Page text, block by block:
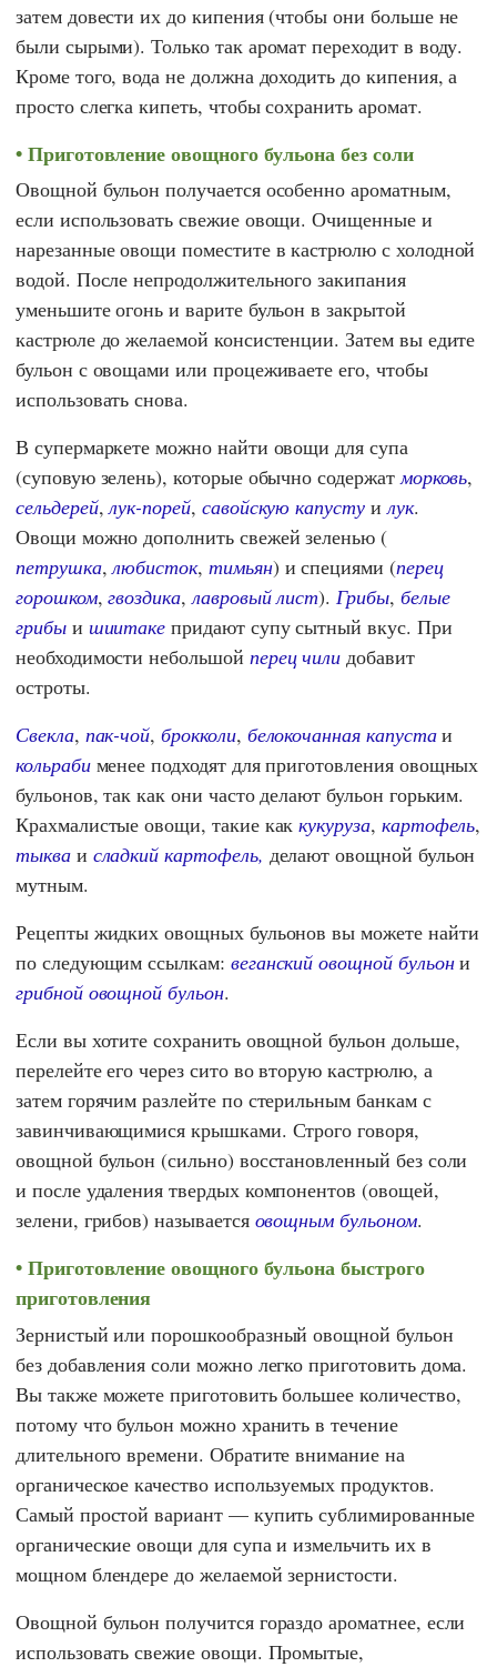
затем довести их до кипения (чтобы они больше не
были сырыми). Только так аромат переходит в воду.
Кроме того, вода не должна доходить до кипения, а
просто слегка кипеть, чтобы сохранить аромат.
Приготовление овощного бульона без соли
Овощной бульон получается особенно ароматным,
если использовать свежие овощи. Очищенные и
нарезанные овощи поместите в кастрюлю с холодной
водой. После непродолжительного закипания
уменьшите огонь и варите бульон в закрытой
кастрюле до желаемой консистенции. Затем вы едите
бульон с овощами или процеживаете его, чтобы
использовать снова.
В супермаркете можно найти овощи для супа
(суповую зелень), которые обычно содержатморковь,
сельдерей,лук-порей, савойскую капустуилук.
Овощи можно дополнить свежей зеленью (
петрушка,любисток, тимьян) и специями (перец
горошком,гвоздика,лавровый лист).Грибы, белые
грибыи шиитаке придают супу сытный вкус. При
необходимости небольшой перец чили добавит
остроты.
Свекла, пак-чой,брокколи, белокочанная капустаи
кольрабименее подходят для приготовления овощных
бульонов, так как они часто делают бульон горьким.
Крахмалистые овощи, такие каккукуруза, картофель,
тыкваи сладкий картофель, делают овощной бульон
мутным.
Рецепты жидких овощных бульонов вы можете найти
по следующим ссылкам: веганский овощной бульони
грибной овощной бульон.
Если вы хотите сохранить овощной бульон дольше,
перелейте его через сито во вторую кастрюлю, а
затем горячим разлейте по стерильным банкам с
завинчивающимися крышками. Строго говоря,
овощной бульон (сильно) восстановленный без соли
и после удаления твердых компонентов (овощей,
зелени, грибов) называется овощным бульоном.
Приготовление овощного бульона быстрого
приготовления
Зернистый или порошкообразный овощной бульон
без добавления соли можно легко приготовить дома.
Вы также можете приготовить большее количество,
потому что бульон можно хранить в течение
длительного времени. Обратите внимание на
органическое качество используемых продуктов.
Самый простой вариант — купить сублимированные
органические овощи для супа и измельчить их в
мощном блендере до желаемой зернистости.
Овощной бульон получится гораздо ароматнее, если
использовать свежие овощи. Промытые,